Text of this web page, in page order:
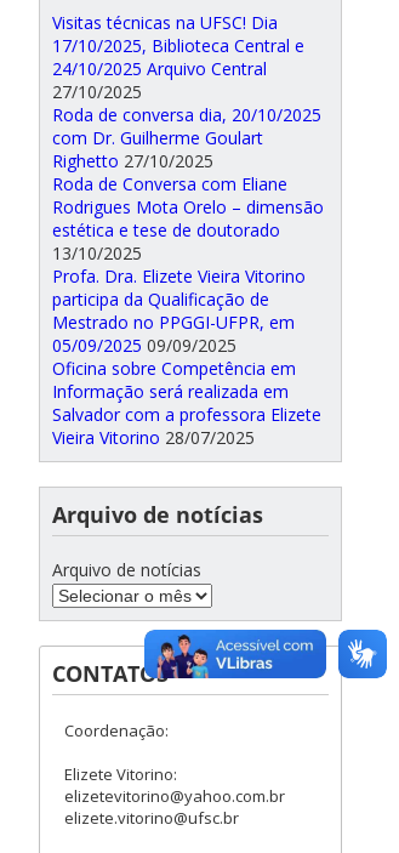
Visitas técnicas na UFSC! Dia
17/10/2025, Biblioteca Central e
24/10/2025 Arquivo Central
27/10/2025
Roda de conversa dia, 20/10/2025
com Dr. Guilherme Goulart
Righetto 27/10/2025
Roda de Conversa com Eliane
Rodrigues Mota Orelo – dimensão
estética e tese de doutorado
13/10/2025
Profa. Dra. Elizete Vieira Vitorino
participa da Qualificação de
Mestrado no PPGGI-UFPR, em
05/09/2025 09/09/2025
Oficina sobre Competência em
Informação será realizada em
Salvador com a professora Elizete
Vieira Vitorino 28/07/2025
Arquivo de notícias
Arquivo de notícias
CONTATOS
Coordenação:
Elizete Vitorino:
elizetevitorino@yahoo.com.br
elizete.vitorino@ufsc.br